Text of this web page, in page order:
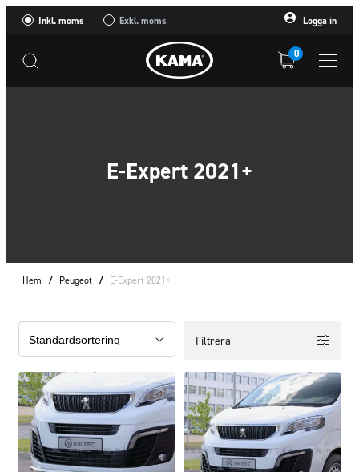
Inkl. moms Exkl. moms Logga in
0
E-Expert 2021+
Hem / Peugeot / E-Expert 2021+
Filtrera